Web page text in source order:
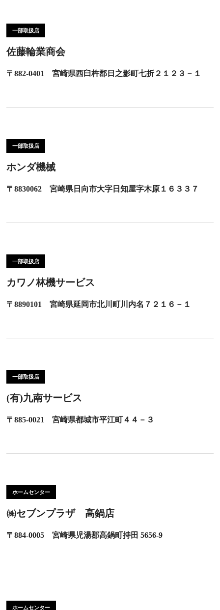
一部取扱店
佐藤輪業商会
〒882-0401 宮崎県西臼杵郡日之影町七折２１２３－１
一部取扱店
ホンダ機械
〒8830062 宮崎県日向市大字日知屋字木原１６３３７
一部取扱店
カワノ林機サービス
〒8890101 宮崎県延岡市北川町川内名７２１６－１
一部取扱店
(有)九南サービス
〒885-0021 宮崎県都城市平江町４４－３
ホームセンター
㈱セブンプラザ 高鍋店
〒884-0005 宮崎県児湯郡高鍋町持田 5656-9
ホームセンター